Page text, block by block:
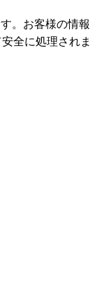
。お客様の情報
全に処理されま